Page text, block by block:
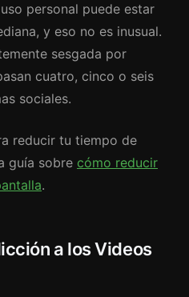
personal puede estar
y eso no es inusual.
sesgada por
cuatro, cinco o seis
sociales.
reducir tu tiempo de
guía sobre cómo reducir
.
a los Videos